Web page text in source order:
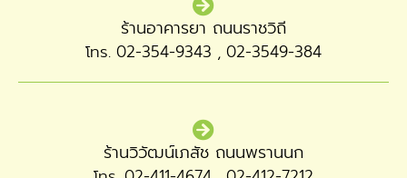
ร้านอาคารยา ถนนราชวิถี
โทร. 02-354-9343 , 02-3549-384
ร้านวิวัฒน์เภสัช ถนนพรานนก